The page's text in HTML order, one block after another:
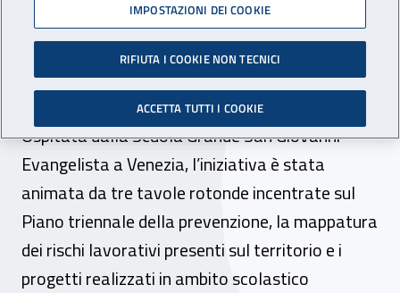
Forum della prevenzione
“Made in Inail”, l’evento del
4 maggio in Veneto
Ospitata dalla Scuola Grande San Giovanni
Evangelista a Venezia, l’iniziativa è stata
animata da tre tavole rotonde incentrate sul
Piano triennale della prevenzione, la mappatura
dei rischi lavorativi presenti sul territorio e i
progetti realizzati in ambito scolastico
IMPOSTAZIONI DEI COOKIE
RIFIUTA I COOKIE NON TECNICI
ACCETTA TUTTI I COOKIE